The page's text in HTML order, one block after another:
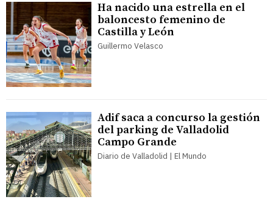
Ha nacido una estrella en el
baloncesto femenino de
Castilla y León
Guillermo Velasco
Adif saca a concurso la gestión
del parking de Valladolid
Campo Grande
Diario de Valladolid | El Mundo